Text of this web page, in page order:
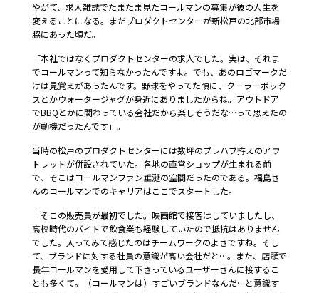
やがて、求人雑誌でたまたま見たコールマンの募集が彼の人生を
変えることになる。まだプロダクトセンターが新松戸の北部市場
脇にあった頃だ。
「本社ではなくプロダクトセンターの求人でした。実は、それま
でコールマンって知らなかったんですよ。でも、あのロゴマークだ
けは見覚えがあったんです。野球をやってた頃に、クーラーボック
スとかウォータージャグが身近にありましたからね。アウトドア
でBBQとかに関わっている会社だから楽しそうだな…って思えたの
が動機だったんです」。
当時の松戸のプロダクトセンターには数坪のプレハブ拵えのアウ
トレットが併設されていた。各地の直営ショップが生まれる前
で、そこはコールマンファン垂涎の空間だったのである。福島さ
んのコールマンでのキャリアはここでスタートした。
「そこの販売員が最初でした。映画館で接客はしていましたし、
高校時代のバイトで飲食業も経験していたので抵抗はありません
でした。入ってみて感じたのはチームワークのよさですね。そし
て、ブランドに対する社員の意識が高い会社だと…。また、店頭で
長年コールマンを愛用して下さっているユーザーさんに接するこ
とも多くて。（コールマンは）すごいブランドなんだ…と意識す